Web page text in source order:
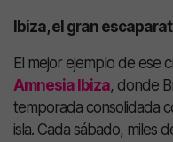
Ibiza, el gran
El mejor ejemplo de ese
Amnesia Ibiza, donde
temporada consolidada
isla. Cada sábado, miles